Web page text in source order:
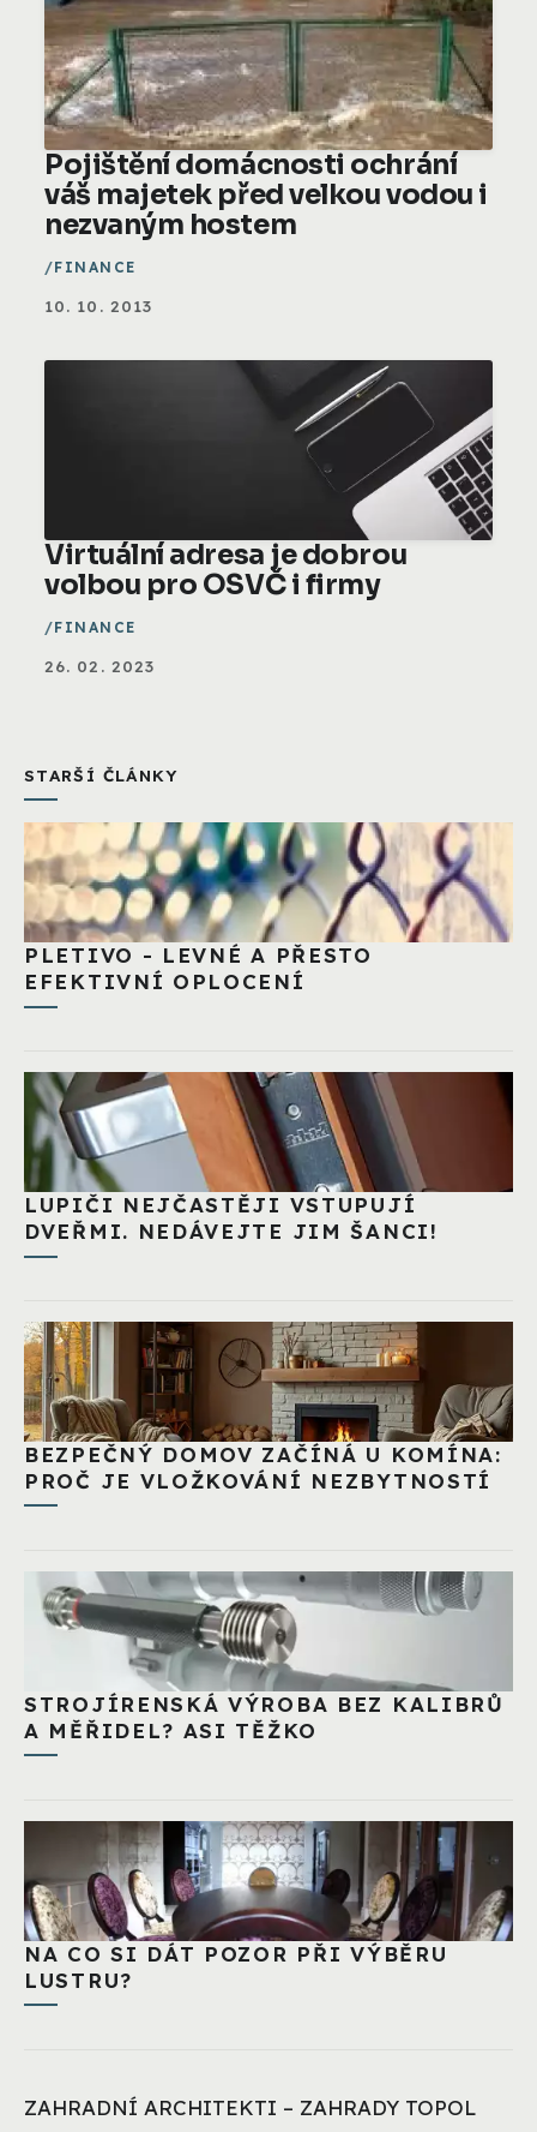
Pojištění domácnosti ochrání
váš majetek před velkou vodou i
nezvaným hostem
FINANCE
10. 10. 2013
Virtuální adresa je dobrou
volbou pro OSVČ i firmy
FINANCE
26. 02. 2023
STARŠÍ ČLÁNKY
PLETIVO - LEVNÉ A PŘESTO
EFEKTIVNÍ OPLOCENÍ
LUPIČI NEJČASTĚJI VSTUPUJÍ
DVEŘMI. NEDÁVEJTE JIM ŠANCI!
BEZPEČNÝ DOMOV ZAČÍNÁ U KOMÍNA:
PROČ JE VLOŽKOVÁNÍ NEZBYTNOSTÍ
STROJÍRENSKÁ VÝROBA BEZ KALIBRŮ
A MĚŘIDEL? ASI TĚŽKO
NA CO SI DÁT POZOR PŘI VÝBĚRU
LUSTRU?
ZAHRADNÍ ARCHITEKTI – ZAHRADY TOPOL